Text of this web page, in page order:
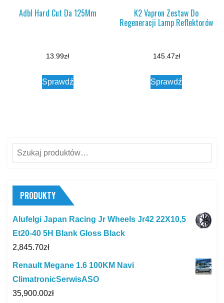
Adbl Hard Cut Da 125Mm
13.99zł
Sprawdź
K2 Vapron Zestaw Do
Regeneracji Lamp Reflektorów
145.47zł
Sprawdź
Szukaj:
PRODUKTY
Alufelgi Japan Racing Jr Wheels Jr42 22X10,5
Et20-40 5H Blank Gloss Black
2,845.70zł
Renault Megane 1.6 100KM Navi
ClimatronicSerwisASO
35,900.00zł